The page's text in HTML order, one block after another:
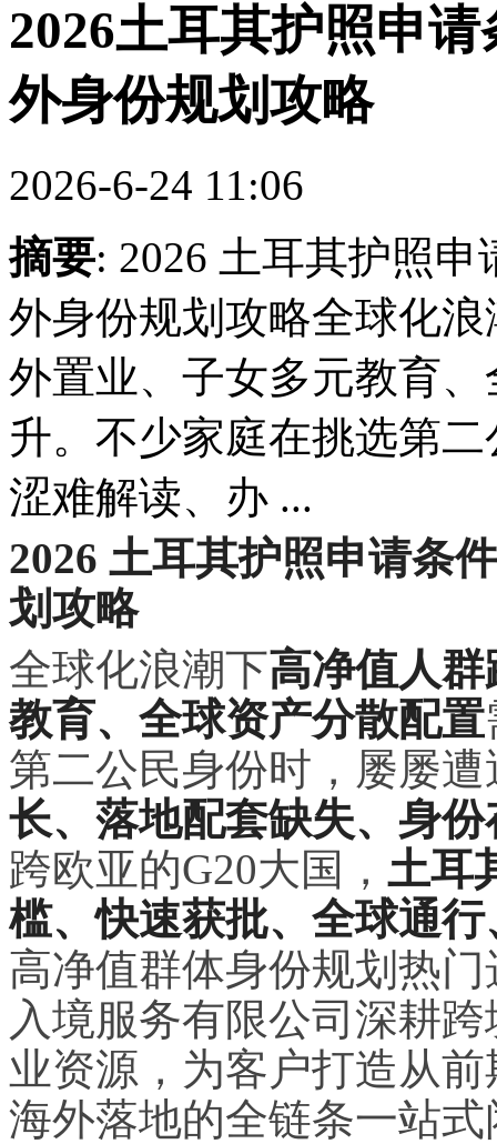
2026土耳其护照申
外身份规划攻略
2026-6-24 11:06
摘要: 2026 土耳其护照
外身份规划攻略全球化
外置业、子女多元教育
升。不少家庭在挑选第
涩难解读、办 ...
2026 土耳其护照申请条
划攻略
全球化浪潮下高净值人
教育、全球资产分散配置
第二公民身份时，屡屡
长、落地配套缺失、身
跨欧亚的G20大国， 土耳
槛、快速获批、全球通
高净值群体身份规划热门
入境服务有限公司深耕
业资源，为客户打造从
海外落地的全链条一站